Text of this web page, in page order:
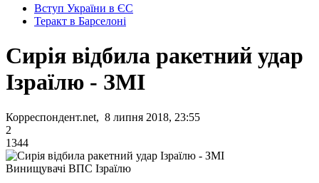
Вступ України в ЄС
Теракт в Барселоні
Сирія відбила ракетний удар
Ізраїлю - ЗМІ
Корреспондент.net, 8 липня 2018, 23:55
2
1344
Винищувачі ВПС Ізраїлю